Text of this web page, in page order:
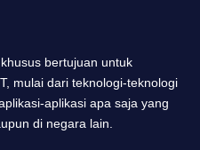
bertujuan untuk
mulai dari teknologi-teknologi
aplikasi apa saja yang
di negara lain.